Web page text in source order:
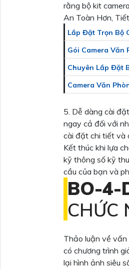
rằng bộ kit
An Toàn Hơn,
Lắp Đặt Trọn Bộ
Gói Camera Văn
Chuyên Lắp Đặt
Camera Văn
5. Dễ dàng cài
ngay cả đối với
cài đặt chi tiết và
Kết thúc khi lựa
kỹ thông số kỹ
cầu của bạn và
BO-4-
CHỨC
Thảo luận về vấn
có chương trình
lại hình ảnh siêu